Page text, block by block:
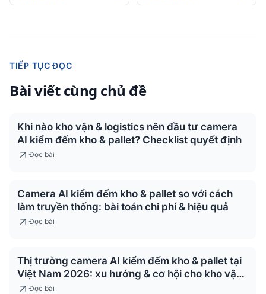
TIẾP TỤC ĐỌC
Bài viết cùng chủ đề
Khi nào kho vận & logistics nên đầu tư camera
AI kiểm đếm kho & pallet? Checklist quyết định
Đọc bài
Camera AI kiểm đếm kho & pallet so với cách
làm truyền thống: bài toán chi phí & hiệu quả
Đọc bài
Thị trường camera AI kiểm đếm kho & pallet tại
Việt Nam 2026: xu hướng & cơ hội cho kho vận
& logistics
Đọc bài